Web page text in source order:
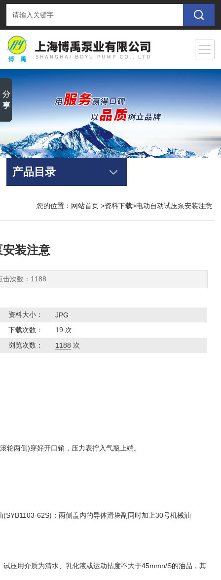
产品目录
您的位置： 网站首页>资料下载>电动自动试压泵安装注意
装注意
次数：1188
资料大小：
JPG
下载次数：
19 次
浏览次数：
1188 次
两侧)穿好开口销，压力表拧入气瓶上端。
62S)；两侧盖内的导体滑块副同时加上30号机械油
用介质为清水、乳化液或运动拈度不大于45mmn/S的油品，其